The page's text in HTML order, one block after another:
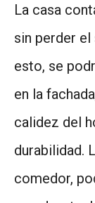
La casa
sin perder
esto, se
en la
calidez del
durabilidad.
comedor,